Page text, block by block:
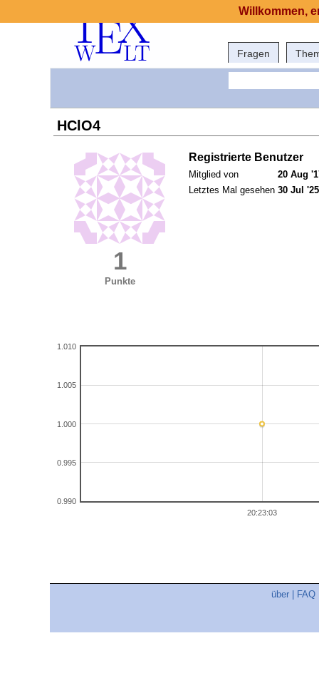
Fragen
HClO4
1
Punkte
Registrierte Benutzer
Mitglied von
20 Aug
Letztes Mal gesehen 30 Jul
20:23:03
0.990
0.995
1.000
1.005
1.010
über FAQ
Willkommen,